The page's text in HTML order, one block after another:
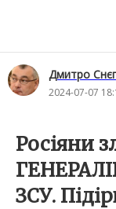
Дмитро
2024-07-07
Росіяни
ЗСУ.